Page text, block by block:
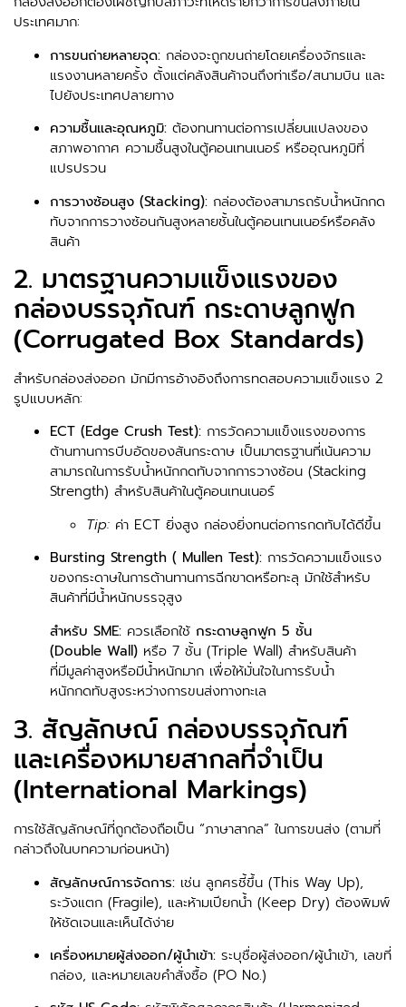
ประเทศมาก:
การขนถ่ายหลายจุด: กล่องจะถูกขนถ่ายโดยเครื่องจักรและ
แรงงานหลายครั้ง ตั้งแต่คลังสินค้าจนถึงท่าเรือ/สนามบิน และ
ไปยังประเทศปลายทาง
ความชื้นและอุณหภูมิ: ต้องทนทานต่อการเปลี่ยนแปลงของ
สภาพอากาศ ความชื้นสูงในตู้คอนเทนเนอร์ หรืออุณหภูมิที่
แปรปรวน
การวางซ้อนสูง (Stacking): กล่องต้องสามารถรับน้ำหนักกด
ทับจากการวางซ้อนกันสูงหลายชั้นในตู้คอนเทนเนอร์หรือคลัง
สินค้า
2. มาตรฐานความแข็งแรงของ
กล่องบรรจุภัณฑ์ กระดาษลูกฟูก
(Corrugated Box Standards)
สำหรับกล่องส่งออก มักมีการอ้างอิงถึงการทดสอบความแข็งแรง 2
รูปแบบหลัก:
ECT (Edge Crush Test): การวัดความแข็งแรงของการ
ต้านทานการบีบอัดของสันกระดาษ เป็นมาตรฐานที่เน้นความ
สามารถในการรับน้ำหนักกดทับจากการวางซ้อน (Stacking
Strength) สำหรับสินค้าในตู้คอนเทนเนอร์
Tip: ค่า ECT ยิ่งสูง กล่องยิ่งทนต่อการกดทับได้ดีขึ้น
Bursting Strength ( Mullen Test): การวัดความแข็งแรง
ของกระดาษในการต้านทานการฉีกขาดหรือทะลุ มักใช้สำหรับ
สินค้าที่มีน้ำหนักบรรจุสูง
สำหรับ SME: ควรเลือกใช้ กระดาษลูกฟูก 5 ชั้น
(Double Wall) หรือ 7 ชั้น (Triple Wall) สำหรับสินค้า
ที่มีมูลค่าสูงหรือมีน้ำหนักมาก เพื่อให้มั่นใจในการรับน้ำ
หนักกดทับสูงระหว่างการขนส่งทางทะเล
3. สัญลักษณ์ กล่องบรรจุภัณฑ์
และเครื่องหมายสากลที่จำเป็น
(International Markings)
การใช้สัญลักษณ์ที่ถูกต้องถือเป็น “ภาษาสากล” ในการขนส่ง (ตามที่
กล่าวถึงในบทความก่อนหน้า)
สัญลักษณ์การจัดการ: เช่น ลูกศรชี้ขึ้น (This Way Up),
ระวังแตก (Fragile), และห้ามเปียกน้ำ (Keep Dry) ต้องพิมพ์
ให้ชัดเจนและเห็นได้ง่าย
เครื่องหมายผู้ส่งออก/ผู้นำเข้า: ระบุชื่อผู้ส่งออก/ผู้นำเข้า, เลขที่
กล่อง, และหมายเลขคำสั่งซื้อ (PO No.)